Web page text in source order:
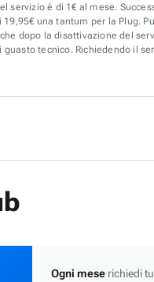
servizio è di 1€ al mese.
una tantum per la Plug.
dopo la disattivazione del
tecnico. Richiedendo il
Ogni meserichiedi